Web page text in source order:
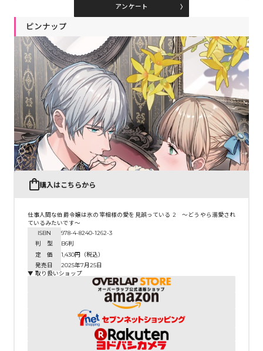
アンケート
ピンナップ
購入はこちらから
仕事人間な伯爵令嬢は氷の宰相様の愛を見誤っている 2 ～どうやら溺愛され
ているみたいです～
ISBN
978-4-8240-1262-3
判 型
B6判
定 価
1,430円（税込）
発売日
2025年7月25日
▼ 取り扱いショップ